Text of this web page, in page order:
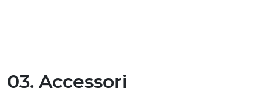
03. Accessori